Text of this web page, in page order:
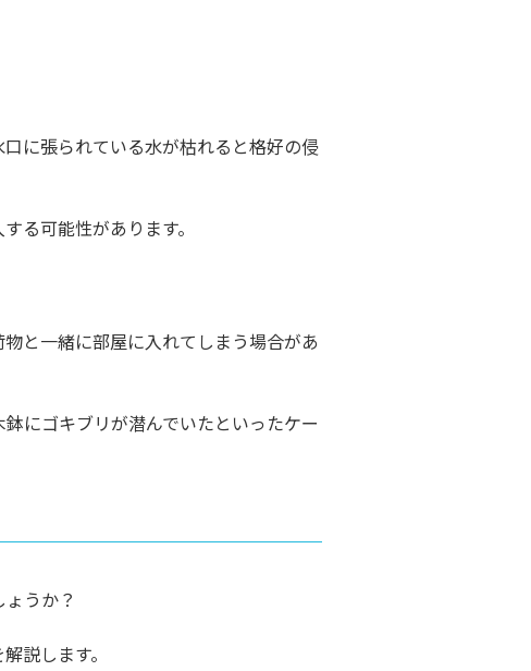
に張られている水が枯れると格好の侵
る可能性があります。
と一緒に部屋に入れてしまう場合があ
にゴキブリが潜んでいたといったケー
うか？
説します。